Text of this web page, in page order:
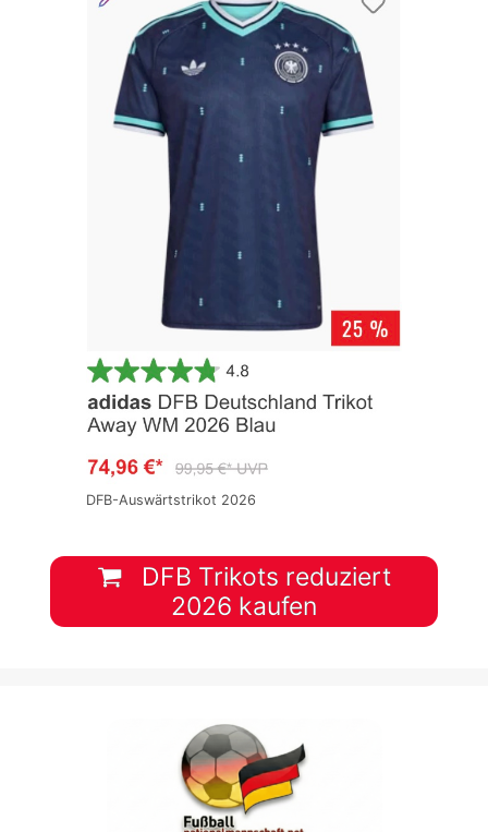
DFB-Auswärtstrikot 2026
DFB Trikots reduziert
2026 kaufen